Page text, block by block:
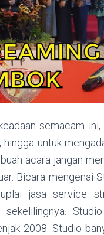
semacam
untuk
acara jangan
Bicara mengenai
jasa service
2008. Studio